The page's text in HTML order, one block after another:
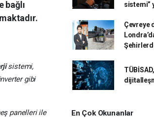
bağlı
sistemi,
gibi
panelleri ile
sistemi”
Çevreye
En Çok Okunanlar